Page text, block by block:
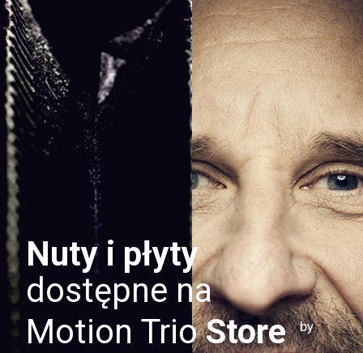
Nuty i płyty
dostępne na
Motion TrioStore by